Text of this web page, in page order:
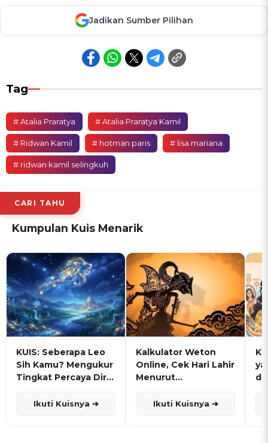
Jadikan Sumber Pilihan
Tag
# Atalia Praratya # Atalia Praratya Kamil
# Ridwan Kamil # hotman paris # lisa mariana
# ridwan kamil selingkuh
CARI TAHU
Kumpulan Kuis Menarik
KUIS: Seberapa Leo
Sih Kamu? Mengukur
Tingkat Percaya Diri
Ikuti Kuisnya ➔
Kalkulator Weton
Online, Cek Hari Lahir
Menurut
Ikuti Kuisnya ➔